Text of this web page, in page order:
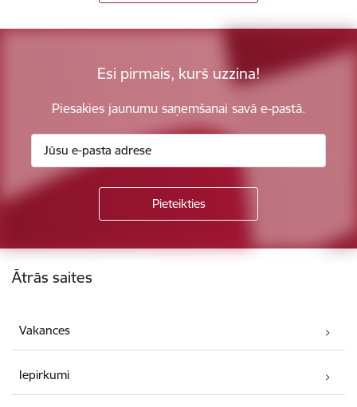
Esi pirmais, kurš uzzina!
Piesakies jaunumu saņemšanai savā e-pastā.
Kājene
Ātrās saites
Vakances
Iepirkumi